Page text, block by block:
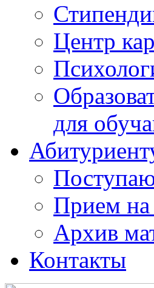
Центр
для
Прием на
Архив
Контакты